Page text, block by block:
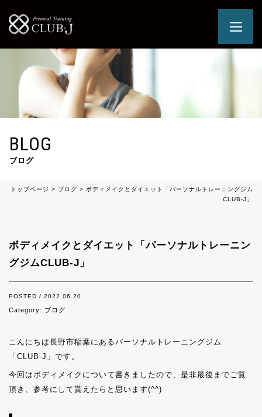
BLOG
ブログ
トップページ > ブログ > ボディメイクとダイエット「パーソナルトレーニングジム
CLUB-J」
ボディメイクとダイエット「パーソナルトレーニン
グジムCLUB-J」
POSTED / 2022.06.20
Category: ブログ
こんにちは長野市稲葉にあるパーソナルトレーニングジム
「CLUB-J」です。
今回はボディメイクについて書きましたので、是非最後までご覧
頂き、参考にして貰えたらと思います(^^)